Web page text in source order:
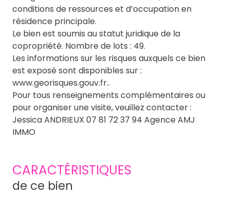
conditions de ressources et d’occupation en
résidence principale.
Le bien est soumis au statut juridique de la
copropriété. Nombre de lots : 49.
Les informations sur les risques auxquels ce bien
est exposé sont disponibles sur :
www.georisques.gouv.fr..
Pour tous renseignements complémentaires ou
pour organiser une visite, veuillez contacter :
Jessica ANDRIEUX 07 81 72 37 94 Agence AMJ
IMMO
CARACTÉRISTIQUES
de ce bien